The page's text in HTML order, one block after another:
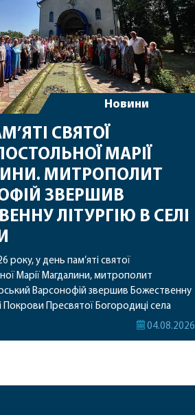
Новини
СВЯТОЇ
МАРІЇ
МИТРОПОЛИТ
ЗВЕРШИВ
ЛІТУРГІЮ В СЕЛІ
року, у день пам’яті святої
Марії Магдалини, митрополит
Варсонофій звершив Божественну
Покрови Пресвятої Богородиці села
благочиння. Перед початком04.08.2026